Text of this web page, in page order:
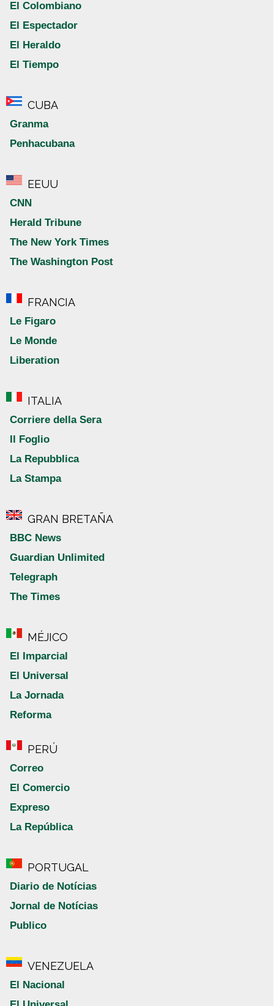
El Colombiano
El Espectador
El Heraldo
El Tiempo
CUBA
Granma
Penhacubana
EEUU
CNN
Herald Tribune
The New York Times
The Washington Post
FRANCIA
Le Figaro
Le Monde
Liberation
ITALIA
Corriere della Sera
Il Foglio
La Repubblica
La Stampa
GRAN BRETAÑA
BBC News
Guardian Unlimited
Telegraph
The Times
MÉJICO
El Imparcial
El Universal
La Jornada
Reforma
PERÚ
Correo
El Comercio
Expreso
La República
PORTUGAL
Diario de Notícias
Jornal de Notícias
Publico
VENEZUELA
El Nacional